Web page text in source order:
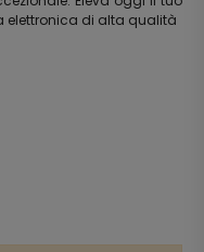
elettronica di alta qualità